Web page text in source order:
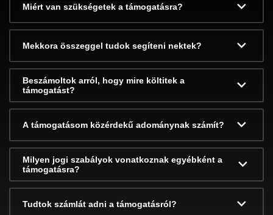
Miért van szükségetek a támogatásra?
Mekkora összeggel tudok segíteni nektek?
Beszámoltok arról, hogy mire költitek a
támogatást?
A támogatásom közérdekű adománynak számít?
Milyen jogi szabályok vonatkoznak egyébként a
támogatásra?
Tudtok számlát adni a támogatásról?